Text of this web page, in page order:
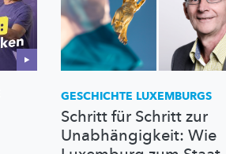
GESCHICHTE LUXEMBURGS
Schritt für Schritt zur
Unabhängigkeit: Wie